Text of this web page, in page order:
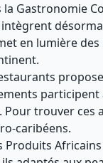
la Gastronomie
en lumière
trouver ces
caribéens.
Produits Africains